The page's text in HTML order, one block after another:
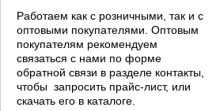
Работаем как с розничными, так и с
оптовыми покупателями. Оптовым
покупателям рекомендуем
связаться с нами по форме
обратной связи в разделе контакты,
чтобы запросить прайс-лист, или
скачать его в каталоге.